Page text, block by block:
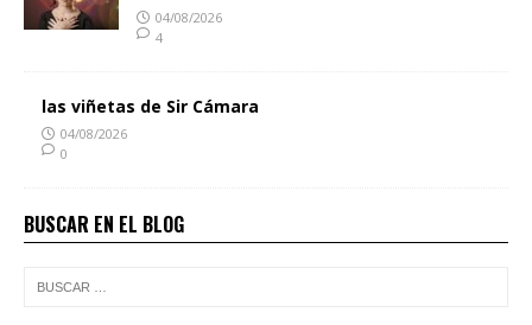
04/08/2026
4
las viñetas de Sir Cámara
04/08/2026
0
BUSCAR EN EL BLOG